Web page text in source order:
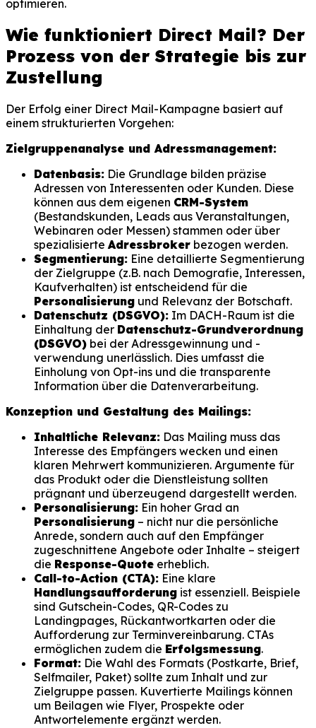
optimieren.
Wie funktioniert Direct Mail? Der
Prozess von der Strategie bis zur
Zustellung
Der Erfolg einer Direct Mail-Kampagne basiert auf
einem strukturierten Vorgehen:
Zielgruppenanalyse und Adressmanagement:
Datenbasis: Die Grundlage bilden präzise
Adressen von Interessenten oder Kunden. Diese
können aus dem eigenen CRM-System
(Bestandskunden, Leads aus Veranstaltungen,
Webinaren oder Messen) stammen oder über
spezialisierteAdressbroker bezogen werden.
Segmentierung: Eine detaillierte Segmentierung
der Zielgruppe (z.B. nach Demografie, Interessen,
Kaufverhalten) ist entscheidend für die
Personalisierung und Relevanz der Botschaft.
Datenschutz (DSGVO): Im DACH-Raum ist die
Einhaltung der Datenschutz-Grundverordnung
(DSGVO) bei der Adressgewinnung und -
verwendung unerlässlich. Dies umfasst die
Einholung von Opt-ins und die transparente
Information über die Datenverarbeitung.
Konzeption und Gestaltung des Mailings:
Inhaltliche Relevanz: Das Mailing muss das
Interesse des Empfängers wecken und einen
klaren Mehrwert kommunizieren. Argumente für
das Produkt oder die Dienstleistung sollten
prägnant und überzeugend dargestellt werden.
Personalisierung: Ein hoher Grad an
Personalisierung – nicht nur die persönliche
Anrede, sondern auch auf den Empfänger
zugeschnittene Angebote oder Inhalte – steigert
die Response-Quote erheblich.
Call-to-Action (CTA): Eine klare
Handlungsaufforderung ist essenziell. Beispiele
sind Gutschein-Codes, QR-Codes zu
Landingpages, Rückantwortkarten oder die
Aufforderung zur Terminvereinbarung. CTAs
ermöglichen zudem die Erfolgsmessung.
Format: Die Wahl des Formats (Postkarte, Brief,
Selfmailer, Paket) sollte zum Inhalt und zur
Zielgruppe passen. Kuvertierte Mailings können
um Beilagen wie Flyer, Prospekte oder
Antwortelemente ergänzt werden.